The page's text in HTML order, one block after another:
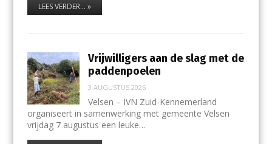
LEES VERDER... »
Vrijwilligers aan de slag met de
paddenpoelen
3 AUGUSTUS 2026
Velsen – IVN Zuid-Kennemerland
organiseert in samenwerking met gemeente Velsen
vrijdag 7 augustus een leuke…